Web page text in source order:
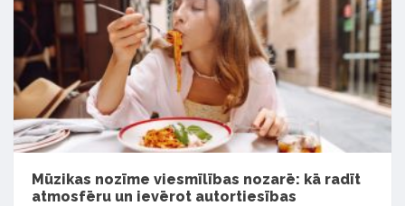
Mūzikas nozīme viesmīlības nozarē: kā radīt
atmosfēru un ievērot autortiesības